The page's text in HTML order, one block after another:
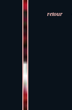
retour